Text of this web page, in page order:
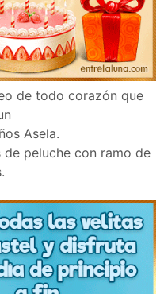
de todo corazón que
Asela.
de peluche con ramo de